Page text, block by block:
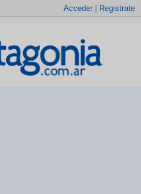
Acceder Registrate